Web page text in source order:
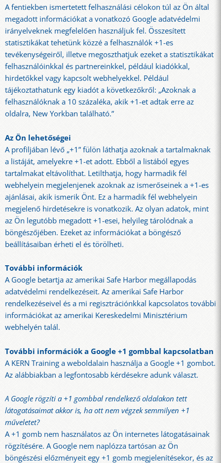
A fentiekben ismertetett felhasználási célokon túl az Ön által
megadott információkat a vonatkozó Google adatvédelmi
irányelveknek megfelelően használjuk fel. Összesített
statisztikákat tehetünk közzé a felhasználók +1-es
tevékenységeiről, illetve megoszthatjuk ezeket a statisztikákat
felhasználóinkkal és partnereinkkel, például kiadókkal,
hirdetőkkel vagy kapcsolt webhelyekkel. Például
tájékoztathatunk egy kiadót a következőkről: „Azoknak a
felhasználóknak a 10 százaléka, akik +1-et adtak erre az
oldalra, New Yorkban található.”
Az Ön lehetőségei
A profiljában lévő „+1” fülön láthatja azoknak a tartalmaknak
a listáját, amelyekre +1-et adott. Ebből a listából egyes
tartalmakat eltávolíthat. Letilthatja, hogy harmadik fél
webhelyein megjelenjenek azoknak az ismerőseinek a +1-es
ajánlásai, akik ismerik Önt. Ez a harmadik fél webhelyein
megjelenő hirdetésekre is vonatkozik. Az olyan adatok, mint
az Ön legutóbb megadott +1-esei, helyileg tárolódnak a
böngészőjében. Ezeket az információkat a böngésző
beállításaiban érheti el és törölheti.
További információk
A Google betartja az amerikai Safe Harbor megállapodás
adatvédelmi rendelkezéseit. Az amerikai Safe Harbor
rendelkezéseivel és a mi regisztrációnkkal kapcsolatos további
információkat az amerikai Kereskedelmi Minisztérium
webhelyén talál.
További információk a Google +1 gombbal kapcsolatban
A KERN Training a weboldalain használja a Google +1 gombot.
Az alábbiakban a legfontosabb kérdésekre adunk választ.
A Google rögzíti a +1 gombbal rendelkező oldalakon tett
látogatásaimat akkor is, ha ott nem végzek semmilyen +1
műveletet?
A +1 gomb nem használatos az Ön internetes látogatásainak
rögzítésére. A Google nem naplózza tartósan az Ön
böngészési előzményeit egy +1 gomb megjelenítésekor, és az